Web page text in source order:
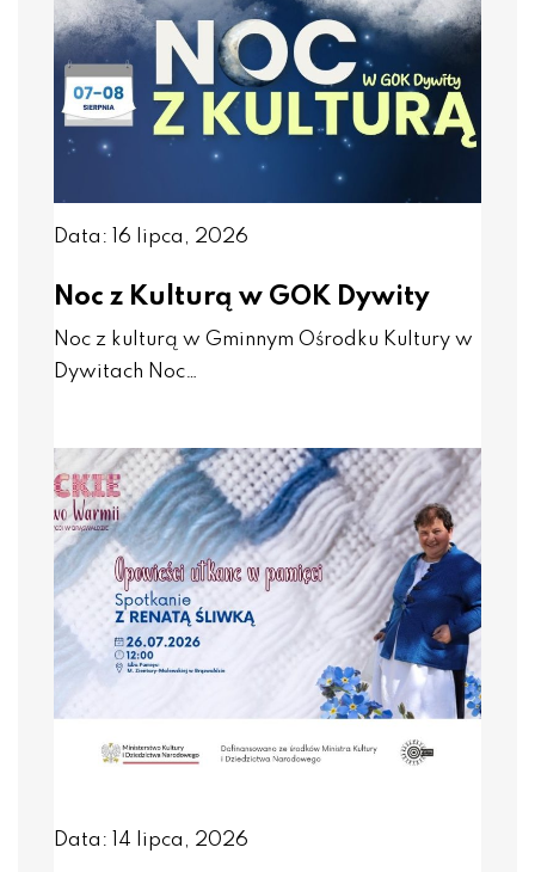
Data: 16 lipca, 2026
Noc z Kulturą w GOK Dywity
Noc z kulturą w Gminnym Ośrodku Kultury w
Dywitach Noc…
Data: 14 lipca, 2026